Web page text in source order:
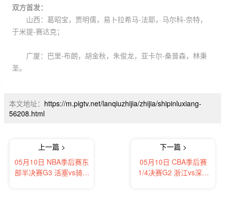
双方首发：
山西：葛昭宝，贾明儒，易卜拉希马-法耶，马尔科-奈特，
于米提-赛达克；
广厦：巴里-布朗，胡金秋，朱俊龙，亚卡尔-桑普森，林秉
圣。
本文地址： https://m.pigtv.net/lanqiuzhijia/zhijia/shipinluxiang-
56208.html
上一篇 >
05月10日 NBA季后赛东
部半决赛G3 活塞vs骑士
下一篇 >
05月10日 CBA季后赛
1/4决赛G2 浙江vs深圳